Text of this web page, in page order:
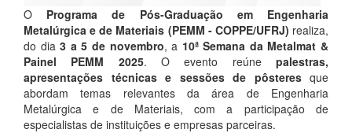
O Programa de Pós-Graduação em Engenharia
Metalúrgica e de Materiais (PEMM - COPPE/UFRJ) realiza,
do dia3 a 5 de novembro, a 10ª Semana da Metalmat &
Painel PEMM 2025. O evento reúnepalestras,
apresentações técnicas e sessões de pôsteresque
abordam temas relevantes da área de Engenharia
Metalúrgica e de Materiais, com a participação de
especialistas de instituições e empresas parceiras.